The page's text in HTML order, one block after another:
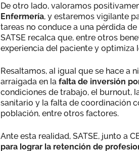
De otro lado, valoramos
Enfermería, y estaremos vigilante
tareas no conduce a una pérdida
SATSE recalca que, entre otros
experiencia del paciente y optimiza
Resaltamos, al igual que se hace a
arraigada en la falta de inversión
condiciones de trabajo, el burnout,
sanitario y la falta de coordinación
población, entre otros factores.
Ante esta realidad, SATSE, junto a
para lograr la retención de